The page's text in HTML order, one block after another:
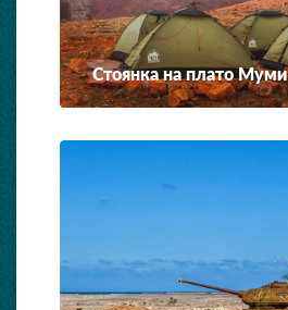
Стоянка на плато Муми